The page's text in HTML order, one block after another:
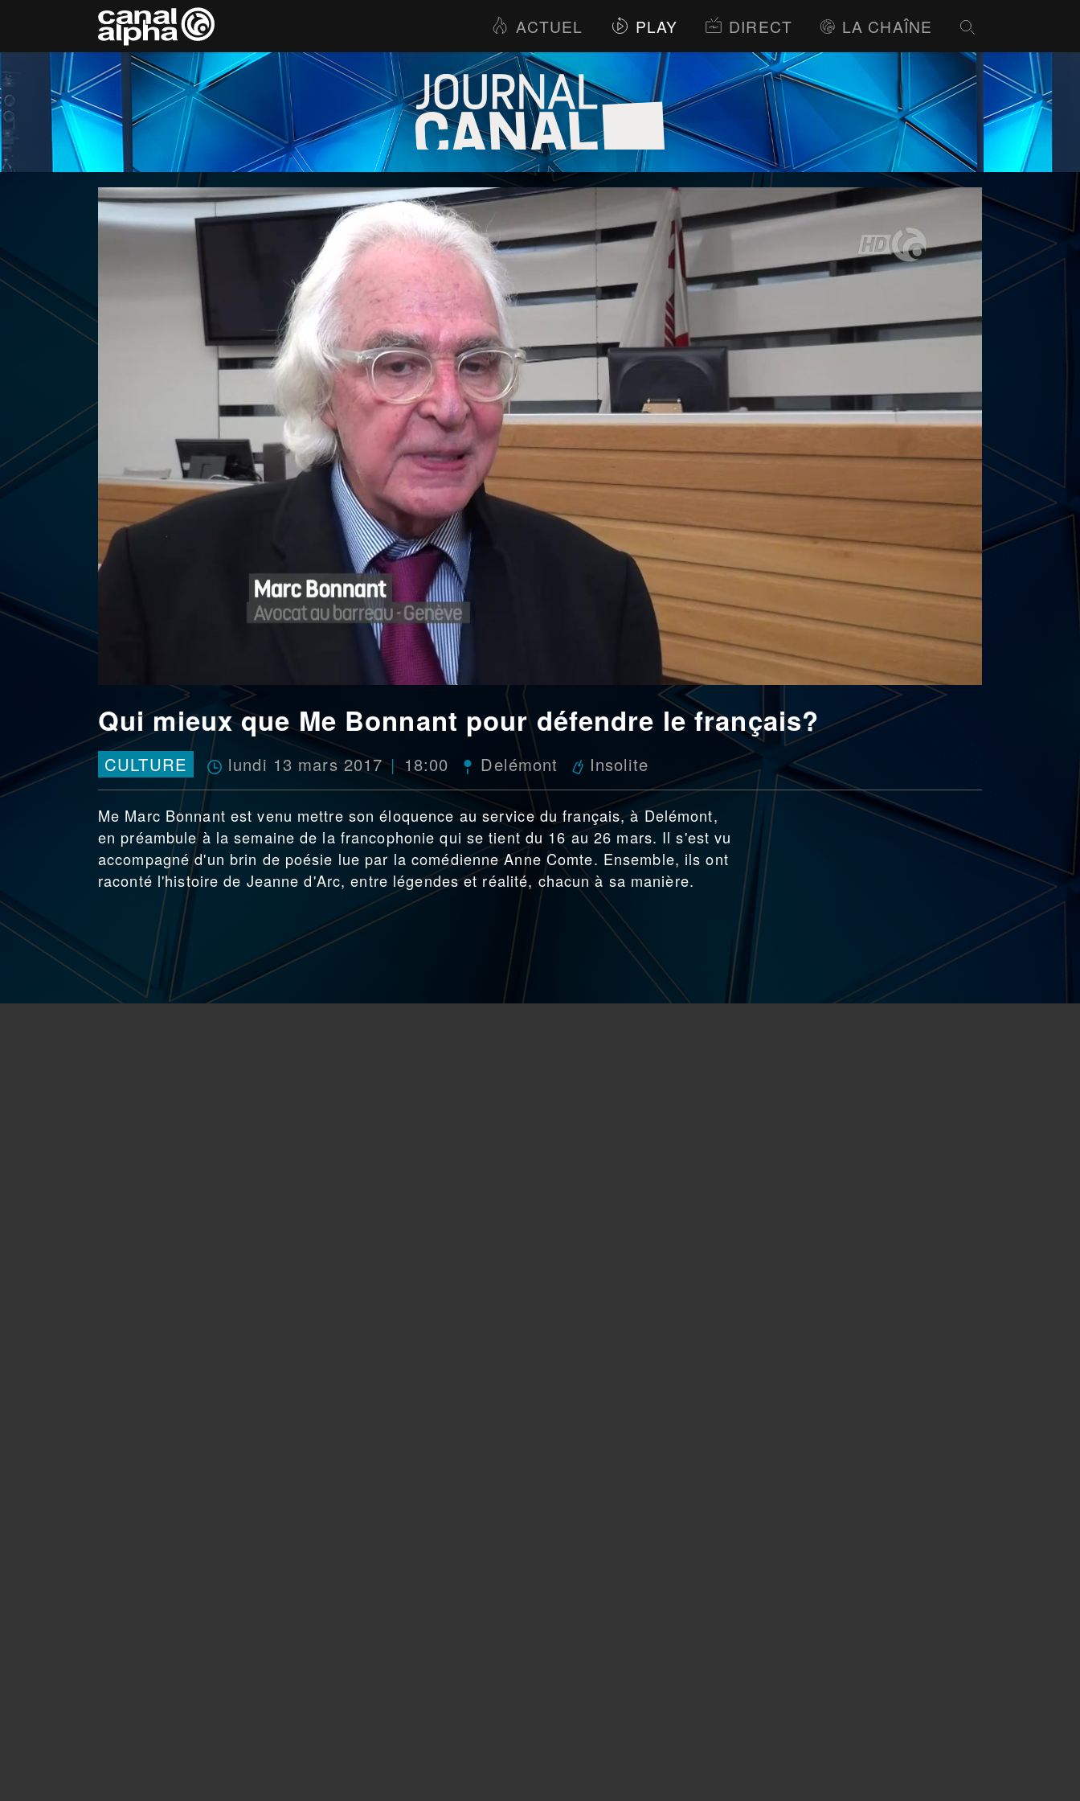
ACTUEL PLAY DIRECT LA CHAÎNE
Qui mieux que Me Bonnant pour défendre le français?
CULTURE lundi 13 mars 2017 18:00 Delémont Insolite
Me Marc Bonnant est venu mettre son éloquence au service du français, à Delémont,
en préambule à la semaine de la francophonie qui se tient du 16 au 26 mars. Il s'est vu
accompagné d'un brin de poésie lue par la comédienne Anne Comte. Ensemble, ils ont
raconté l'histoire de Jeanne d'Arc, entre légendes et réalité, chacun à sa manière.